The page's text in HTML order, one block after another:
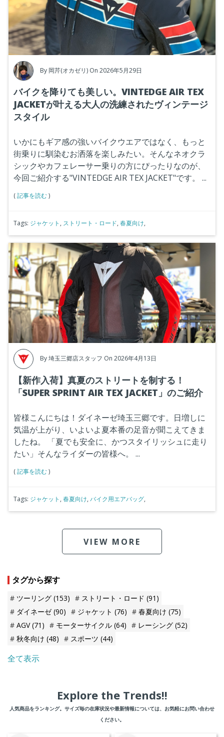
By 岡芹(オカゼリ) On 2026年5月29日
バイクを降りても美しい。VINTEDGE AIR TEX
JACKETが叶える大人の洗練されたヴィンテージ
スタイル
いかにもギア感の強いバイクウエアではなく、もっと
街乗りに馴染むお洒落を楽しみたい。そんなネオクラ
シックやカフェレーサー乗りの方にぴったりなのが、
今回ご紹介する"VINTEDGE AIR TEX JACKET"です。
...
(記事を読む)
Tags: ジャケット , ストリート・ロード, 春夏向け,
By埼玉三郷店スタッフ On 2026年4月13日
【新作入荷】真夏のストリートを制する！
「SUPER SPRINT AIR TEX JACKET」のご紹介
皆様こんにちは！ダイネーゼ埼玉三郷です。日増しに
気温が上がり、いよいよ夏本番の足音が聞こえてきま
したね。
「夏でも安全に、かつスタイリッシュに走り
たい」そんなライダーの皆様へ。
...
(記事を読む)
Tags: ジャケット , 春夏向け, バイク用エアバッグ,
VIEW MORE
タグから探す
ツーリング (153) ストリート・ロード (91)
ダイネーゼ(90) ジャケット (76) 春夏向け (75)
AGV(71) モーターサイクル (64) レーシング (52)
秋冬向け (48) スポーツ (44)
全て表示
Explore the Trends!!
人気商品をランキング。サイズ毎の在庫状況や最新情報については、お気軽にお問い合わせ
ください。